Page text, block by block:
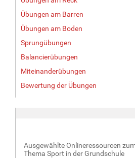
Übungen am Barren
Übungen am Boden
Sprungübungen
Balancierübungen
Miteinanderübungen
Bewertung der Übungen
Ausgewählte Onlineressourcen
Thema Sport in der Grundschule